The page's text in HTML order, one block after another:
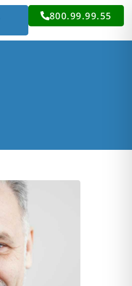
800.99.99.55